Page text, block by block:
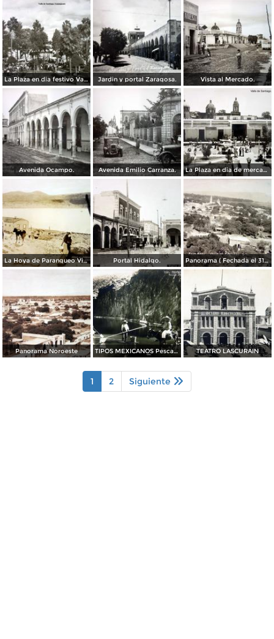
La Plaza en dia festivo Valle de Santiago, Guanajuato. Jardin y portal Zaragosa. Vista al Mercado.
Avenida Ocampo. Avenida Emilio Carranza. La Plaza en dia de mercado Valle de Santiago, Guanajuato.
La Hoya de Parangueo Viejo. Portal Hidalgo. Panorama ( Fechada el 31 de Enero de 1928 ).
Panorama Noroeste TIPOS MEXICANOS Pescadores de Charal TEATRO LASCURAIN
1 2 Siguiente